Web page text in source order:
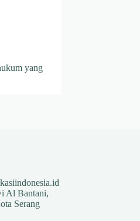
yang
Al Bantani,
Serang